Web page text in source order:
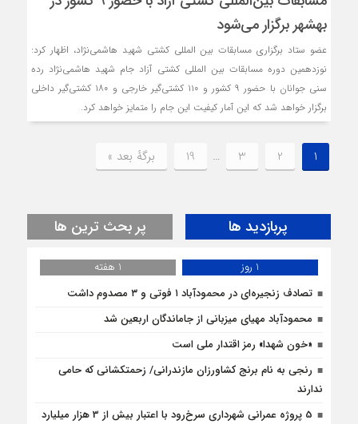
بهشهر برگزار می‌شود
عضو ستاد برگزاری مسابقات بین المللی کشتی شهید هاشمی‌نژاد، اظهار کرد:
نوزدهمین دوره مسابقات بین المللی کشتی آزاد جام شهید هاشمی‌نژاد رده
سنی جوانان با حضور ۹ کشور و ۱۱۰ کشتی‌گیر خارجی و ۱۸۰ کشتی‌گیر داخلی
برگزار خواهد شد که این آمار کیفیت این جام را متمایز خواهد کرد.
1
2
3
…
19 برگهٔ بعد »
پربازدید ها پر بحث ترین ها
1 روز
1 هفته
تصادف زنجیره‌ای در محمودآباد ۱ فوتی و ۳ مصدوم داشت
محمودآباد مهیای میزبانی از جاماندگان اربعین شد
«خون شهدا» رمز اقتدار ملی است
رنجی به نام برنج کشاورزان مازندرانی/ زحمتکشانی که حامی
ندارند
5 پروژه‌ عمرانی شهرداری سرخ‌رود با اعتبار بیش از 3 هزار میلیارد